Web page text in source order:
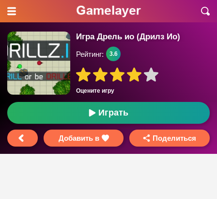
Игра Дрель ио (Дрилз Ио)
Оцените игру
Рейтинг: 3.6
Играть
Добавить в Поделиться